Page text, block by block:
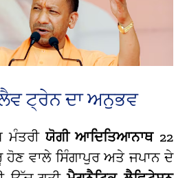
ਟ੍ਰੇਨ ਦਾ ਅਨੁਭਵ
ਮੰਤਰੀਯੋਗੀ ਆਦਿਤਿਆਨਾਥ22
ਹੋਣ ਵਾਲੇ ਸਿੰਗਾਪੁਰ ਅਤੇ ਜਪਾਨ ਦੇ